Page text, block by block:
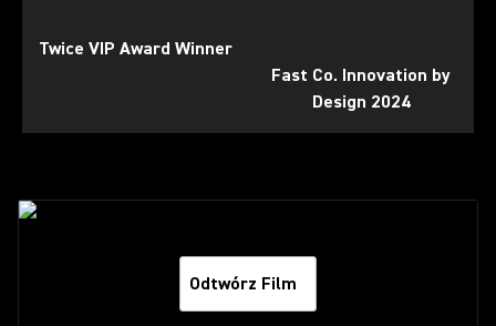
Twice VIP Award Winner
Fast Co. Innovation by
Design 2024
Odtwórz Film